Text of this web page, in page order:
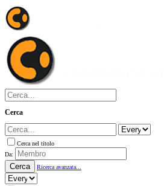
Cerca
Cerca nel titolo
Da:
Cerca Ricerca avanzata...